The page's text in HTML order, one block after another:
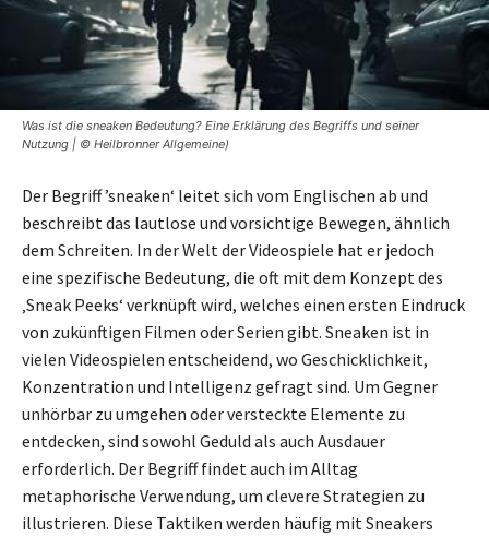
Was ist die sneaken Bedeutung? Eine Erklärung des Begriffs und seiner
Nutzung | © Heilbronner Allgemeine)
Der Begriff ’sneaken‘ leitet sich vom Englischen ab und
beschreibt das lautlose und vorsichtige Bewegen, ähnlich
dem Schreiten. In der Welt der Videospiele hat er jedoch
eine spezifische Bedeutung, die oft mit dem Konzept des
‚Sneak Peeks‘ verknüpft wird, welches einen ersten Eindruck
von zukünftigen Filmen oder Serien gibt. Sneaken ist in
vielen Videospielen entscheidend, wo Geschicklichkeit,
Konzentration und Intelligenz gefragt sind. Um Gegner
unhörbar zu umgehen oder versteckte Elemente zu
entdecken, sind sowohl Geduld als auch Ausdauer
erforderlich. Der Begriff findet auch im Alltag
metaphorische Verwendung, um clevere Strategien zu
illustrieren. Diese Taktiken werden häufig mit Sneakers